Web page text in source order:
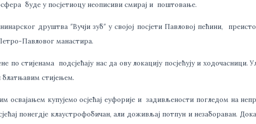
буде у посјетиоцу неописиви смирај и поштовање.
друштва ″Вучји зуб″ у својој посјети Павловој пећини,
Павловог манастира.
по стијенама подсјећају нас да ову локацију посјећују и ходочасници.
стијењем.
освајањем купујемо осјећај еуфорије и задивљености погледом на
понегдје клаустрофобичан, али доживљај потпун и незабораван.